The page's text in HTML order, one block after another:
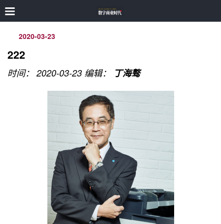
2020-03-23
222
时间： 2020-03-23 编辑： 丁海骜